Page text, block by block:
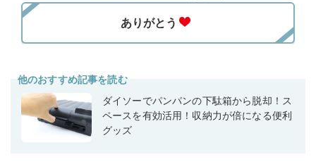
他のおすすめ記事を読む
ダイソーでパンパンの下駄箱から脱却！ス
ペースを有効活用！収納力が倍になる便利
グッズ